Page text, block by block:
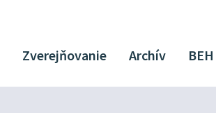
Zverejňovanie Archív BEH